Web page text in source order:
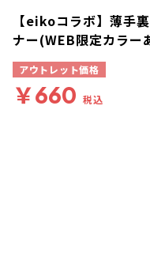
【eikoコラボ】薄手
ナー(WEB限定カラー
アウトレット価格
￥660 税込